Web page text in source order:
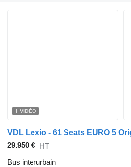
VIDÉO
VDL Lexio - 61 Seats EURO 5
29.950 € HT
Bus interurbain